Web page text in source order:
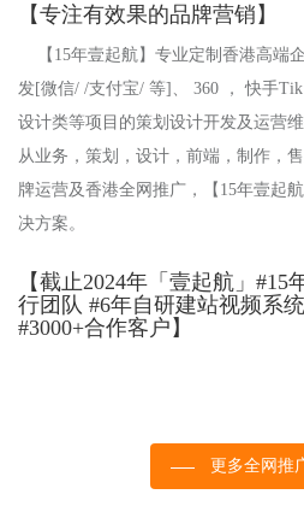
【专注有效果的品牌营销】
【15年壹起航】专业定制香港高端
发[微信/ /支付宝/ 等]、 360 ， 快手
设计类等项目的策划设计开发及运营维
从业务，策划，设计，前端，制作，
牌运营及香港全网推广，【15年壹起
决方案。
【截止2024年「壹起航」#15
行团队 #6年自研建站视频系
#3000+合作客户】
更多全网推